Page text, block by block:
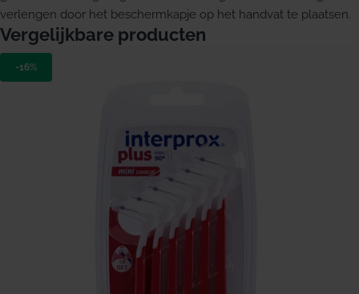
verlengen door het beschermkapje op het handvat te plaatsen.
Vergelijkbare producten
-16%